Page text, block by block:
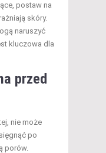
postaw na
skóry.
naruszyć
kluczowa dla
przed
nie może
po
porów.